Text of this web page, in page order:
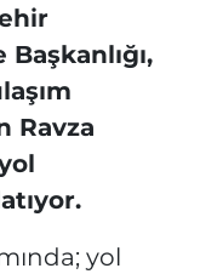
Ravza
yol